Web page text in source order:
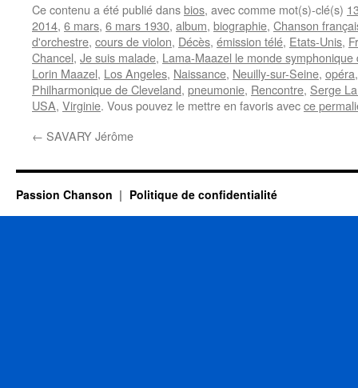
Ce contenu a été publié dansbios, avec comme mot(s)-clé(s)
2014, 6 mars, 6 mars 1930, album, biographie, Chanson
d'orchestre, cours de violon, Décès, émission télé, Etats-Unis,
Chancel, Je suis malade, Lama-Maazel le monde
Lorin Maazel, Los Angeles, Naissance, Neuilly-sur-Seine, opéra
Philharmonique de Cleveland, pneumonie, Rencontre, Serge
USA, Virginie. Vous pouvez le mettre en favoris avecce
← SAVARY Jérôme
Passion Chanson Politique de confidentialité